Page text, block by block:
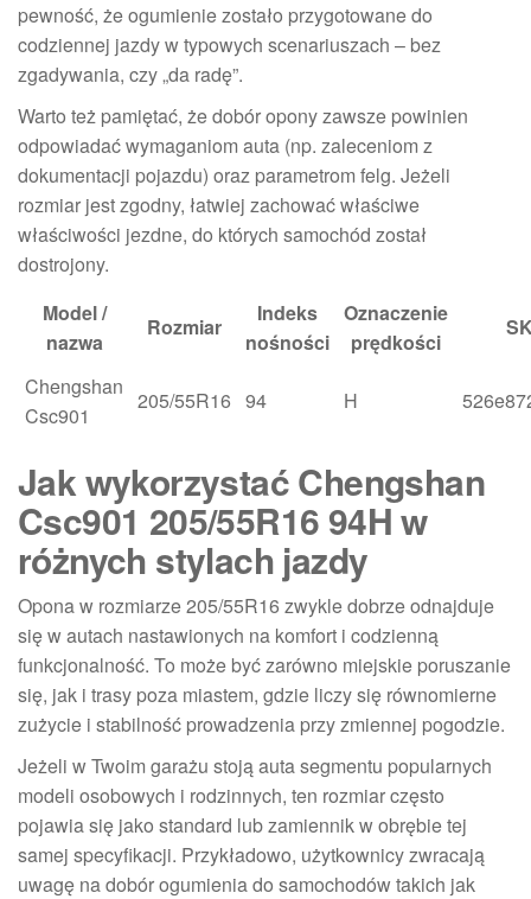
pewność, że ogumienie zostało przygotowane do
codziennej jazdy w typowych scenariuszach – bez
zgadywania, czy „da radę”.
Warto też pamiętać, że dobór opony zawsze powinien
odpowiadać wymaganiom auta (np. zaleceniom z
dokumentacji pojazdu) oraz parametrom felg. Jeżeli
rozmiar jest zgodny, łatwiej zachować właściwe
właściwości jezdne, do których samochód został
dostrojony.
Model /
nazwa
Rozmiar
Indeks
nośności
Oznaczenie
prędkości
Chengshan
Csc901
205/55R16 94 H
Jak wykorzystać Chengshan
Csc901 205/55R16 94H w
różnych stylach jazdy
Opona w rozmiarze 205/55R16 zwykle dobrze odnajduje
się w autach nastawionych na komfort i codzienną
funkcjonalność. To może być zarówno miejskie poruszanie
się, jak i trasy poza miastem, gdzie liczy się równomierne
zużycie i stabilność prowadzenia przy zmiennej pogodzie.
Jeżeli w Twoim garażu stoją auta segmentu popularnych
modeli osobowych i rodzinnych, ten rozmiar często
pojawia się jako standard lub zamiennik w obrębie tej
samej specyfikacji. Przykładowo, użytkownicy zwracają
uwagę na dobór ogumienia do samochodów takich jak